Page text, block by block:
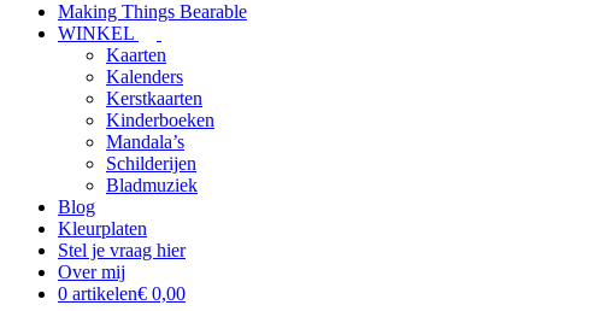
Making Things Bearable
WINKEL
Kaarten
Kalenders
Kerstkaarten
Kinderboeken
Mandala’s
Schilderijen
Bladmuziek
Blog
Kleurplaten
Stel je vraag hier
Over mij
0 artikelen€ 0,00